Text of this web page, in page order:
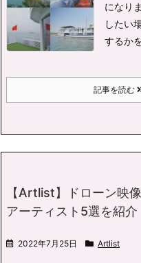
になり
したい
するか
記事を読む
【Artlist】ドローン映
アーティスト5選を紹介
2022年7月25日 Artlist